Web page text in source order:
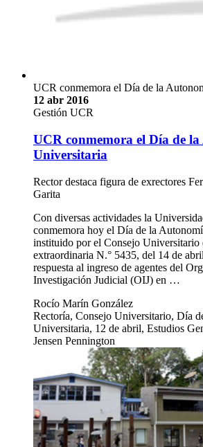
UCR conmemora el Día de la
12 abr 2016
Gestión UCR
UCR conmemora el Día de
Universitaria
Rector destaca figura de exrectores
Garita
Con diversas actividades la
conmemora hoy el Día de la
instituido por el Consejo Universitario
extraordinaria N.° 5435, del 14 de
respuesta al ingreso de agentes del
Investigación Judicial (OIJ) en …
Rocío Marín González
Rectoría, Consejo Universitario, Día
Universitaria, 12 de abril, Estudios
Jensen Pennington